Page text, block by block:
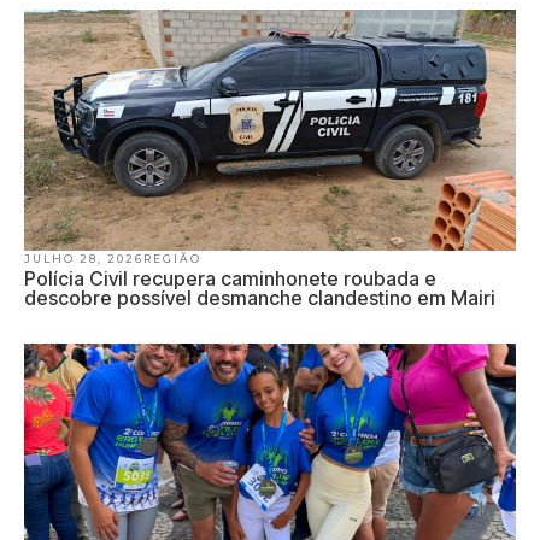
JULHO 28, 2026 REGIÃO
Polícia Civil recupera caminhonete roubada e
descobre possível desmanche clandestino em Mairi